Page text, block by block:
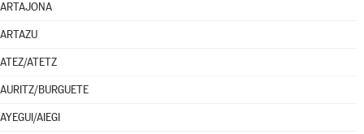
ARTAJONA
ARTAZU
ATEZ/ATETZ
AURITZ/BURGUETE
AYEGUI/AIEGI